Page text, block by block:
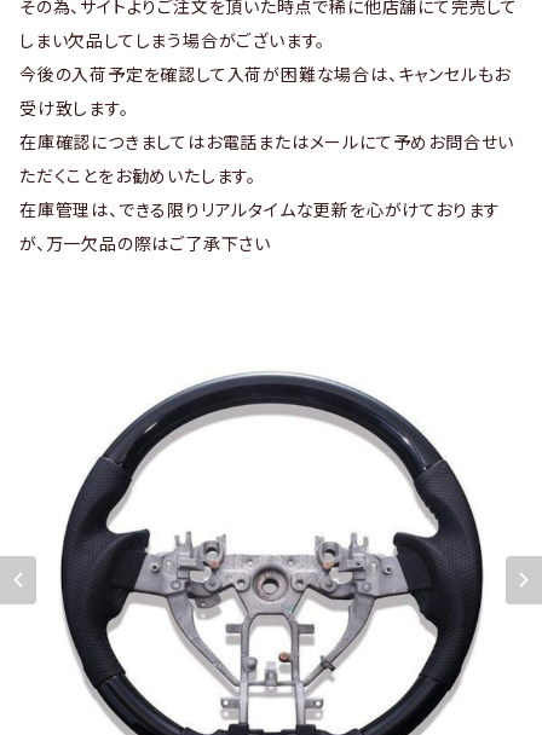
その為、サイトよりご注文を頂いた時点で稀に他店舗にて完売して
しまい欠品してしまう場合がございます。
今後の入荷予定を確認して入荷が困難な場合は、キャンセルもお
受け致します。
在庫確認につきましてはお電話またはメールにて予めお問合せい
ただくことをお勧めいたします。
在庫管理は、できる限りリアルタイムな更新を心がけております
が、万一欠品の際はご了承下さい